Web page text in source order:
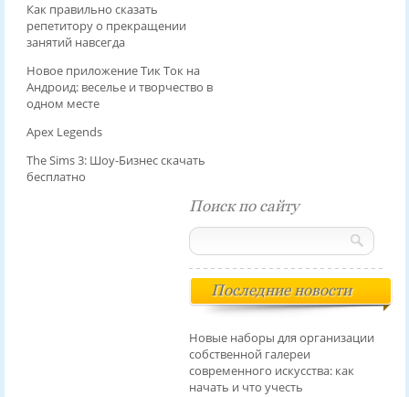
Как правильно сказать
репетитору о прекращении
занятий навсегда
Новое приложение Тик Ток на
Андроид: веселье и творчество в
одном месте
Apex Legends
The Sims 3: Шоу-Бизнес скачать
бесплатно
Поиск по сайту
Последние новости
Новые наборы для организации
собственной галереи
современного искусства: как
начать и что учесть